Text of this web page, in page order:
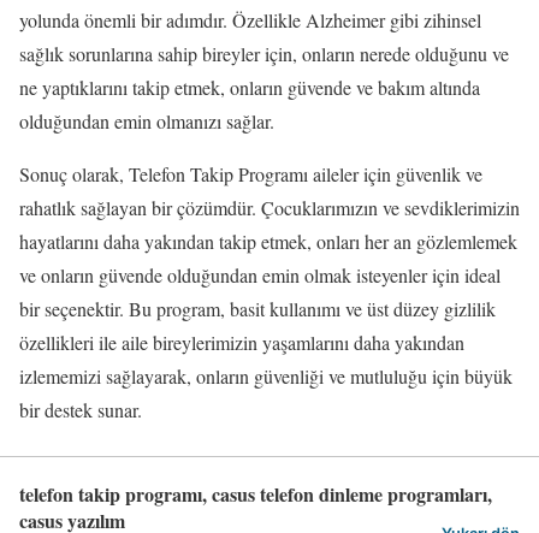
yolunda önemli bir adımdır. Özellikle Alzheimer gibi zihinsel
sağlık sorunlarına sahip bireyler için, onların nerede olduğunu ve
ne yaptıklarını takip etmek, onların güvende ve bakım altında
olduğundan emin olmanızı sağlar.
Sonuç olarak, Telefon Takip Programı aileler için güvenlik ve
rahatlık sağlayan bir çözümdür. Çocuklarımızın ve sevdiklerimizin
hayatlarını daha yakından takip etmek, onları her an gözlemlemek
ve onların güvende olduğundan emin olmak isteyenler için ideal
bir seçenektir. Bu program, basit kullanımı ve üst düzey gizlilik
özellikleri ile aile bireylerimizin yaşamlarını daha yakından
izlememizi sağlayarak, onların güvenliği ve mutluluğu için büyük
bir destek sunar.
telefon takip programı, casus telefon dinleme programları,
casus yazılım